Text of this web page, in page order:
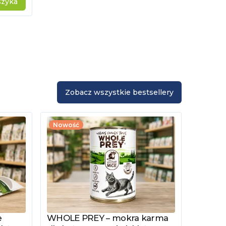
Zobacz wszystkie bestsellery
Nowość
Zobacz produkt
WHOLE PREY – mokra karma